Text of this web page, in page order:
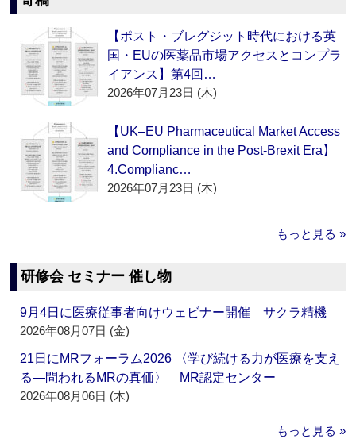
【ポスト・ブレグジット時代における英
国・EUの医薬品市場アクセスとコンプラ
イアンス】第4回…
2026年07月23日 (木)
【UK–EU Pharmaceutical Market Access
and Compliance in the Post-Brexit Era】
4.Complianc…
2026年07月23日 (木)
もっと見る »
研修会 セミナー 催し物
9月4日に医療従事者向けウェビナー開催 サクラ精機
2026年08月07日 (金)
21日にMRフォーラム2026 〈学び続ける力が医療を支え
る―問われるMRの真価〉 MR認定センター
2026年08月06日 (木)
もっと見る »